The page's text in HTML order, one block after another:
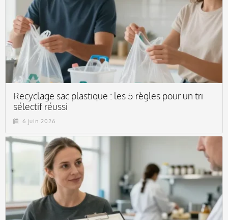
Recyclage sac plastique : les 5 règles pour un tri
sélectif réussi
6 juin 2026